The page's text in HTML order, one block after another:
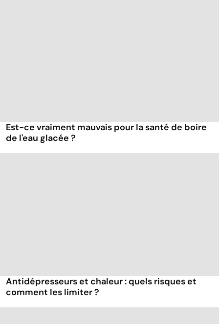
Est-ce vraiment mauvais pour la santé de boire
de l'eau glacée ?
Antidépresseurs et chaleur : quels risques et
comment les limiter ?